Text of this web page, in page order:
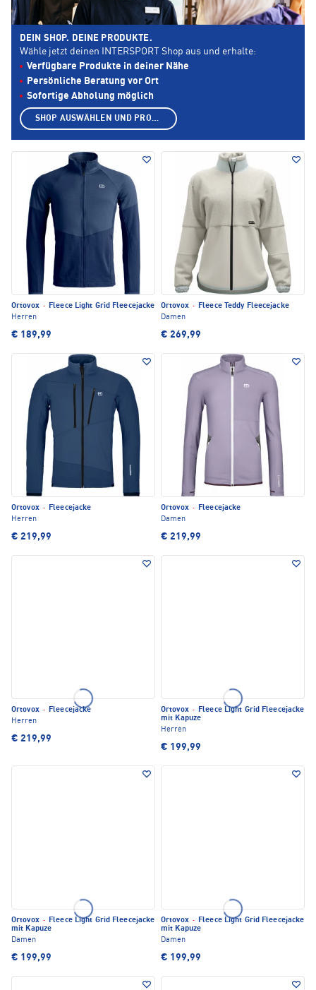
Ortovox · Fleece Light Grid Fleecejacke
Herren
€ 189,99
Ortovox · Fleece Teddy Fleecejacke
Damen
€ 269,99
Ortovox · Fleecejacke
Herren
€ 219,99
Ortovox · Fleecejacke
Damen
€ 219,99
Ortovox · Fleecejacke
Herren
€ 219,99
Ortovox · Fleece Light Grid Fleecejacke
mit Kapuze
Herren
€ 199,99
Ortovox · Fleece Light Grid Fleecejacke
mit Kapuze
Damen
€ 199,99
Ortovox · Fleece Light Grid Fleecejacke
mit Kapuze
Damen
€ 199,99
DEIN SHOP. DEINE PRODUKTE.
Wähle jetzt deinen INTERSPORT Shop aus und erhalte:
Verfügbare Produkte in deiner Nähe
Persönliche Beratung vor Ort
Sofortige Abholung möglich
SHOP AUSWÄHLEN UND PRODUKTE ANZEIGEN